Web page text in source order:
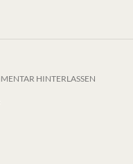
HINTERLASSEN